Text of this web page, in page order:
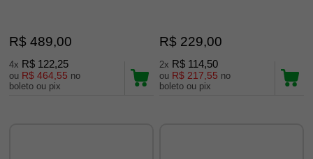
R$ 489,00
4x R$ 122,25
ou R$ 464,55 no
boleto ou pix
R$ 229,00
2x R$ 114,50
ou R$ 217,55 no
boleto ou pix